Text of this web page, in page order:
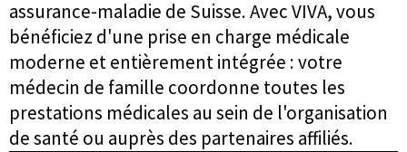
assurance-maladie de Suisse. Avec VIVA, vous
bénéficiez d'une prise en charge médicale
moderne et entièrement intégrée : votre
médecin de famille coordonne toutes les
prestations médicales au sein de l'organisation
de santé ou auprès des partenaires affiliés.